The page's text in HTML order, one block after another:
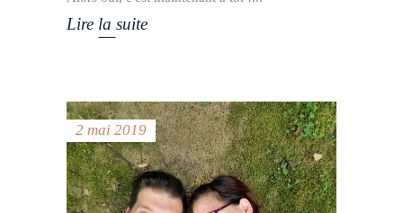
Lire la suite
2 mai 2019